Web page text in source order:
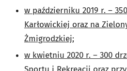
w październiku 2019 r. –
Karłowickiej oraz na
Żmigrodzkiej;
w kwietniu 2020 r. – 300